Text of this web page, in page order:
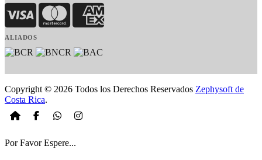
Visa MasterCardAmerican Express
ALIADOS
Copyright © 2026 Todos los Derechos Reservados Zephysoft de
Costa Rica.
Por Favor Espere...